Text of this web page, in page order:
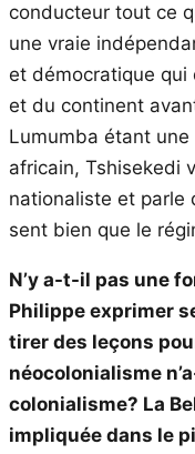
conducteur tout ce
une vraie
et démocratique
et du continent
Lumumba étant
africain, Tshisekedi
nationaliste et parle
sent bien que le
N’y a-t-il pas une
Philippe exprimer
tirer des leçons
néocolonialisme
colonialisme? La
impliquée dans le